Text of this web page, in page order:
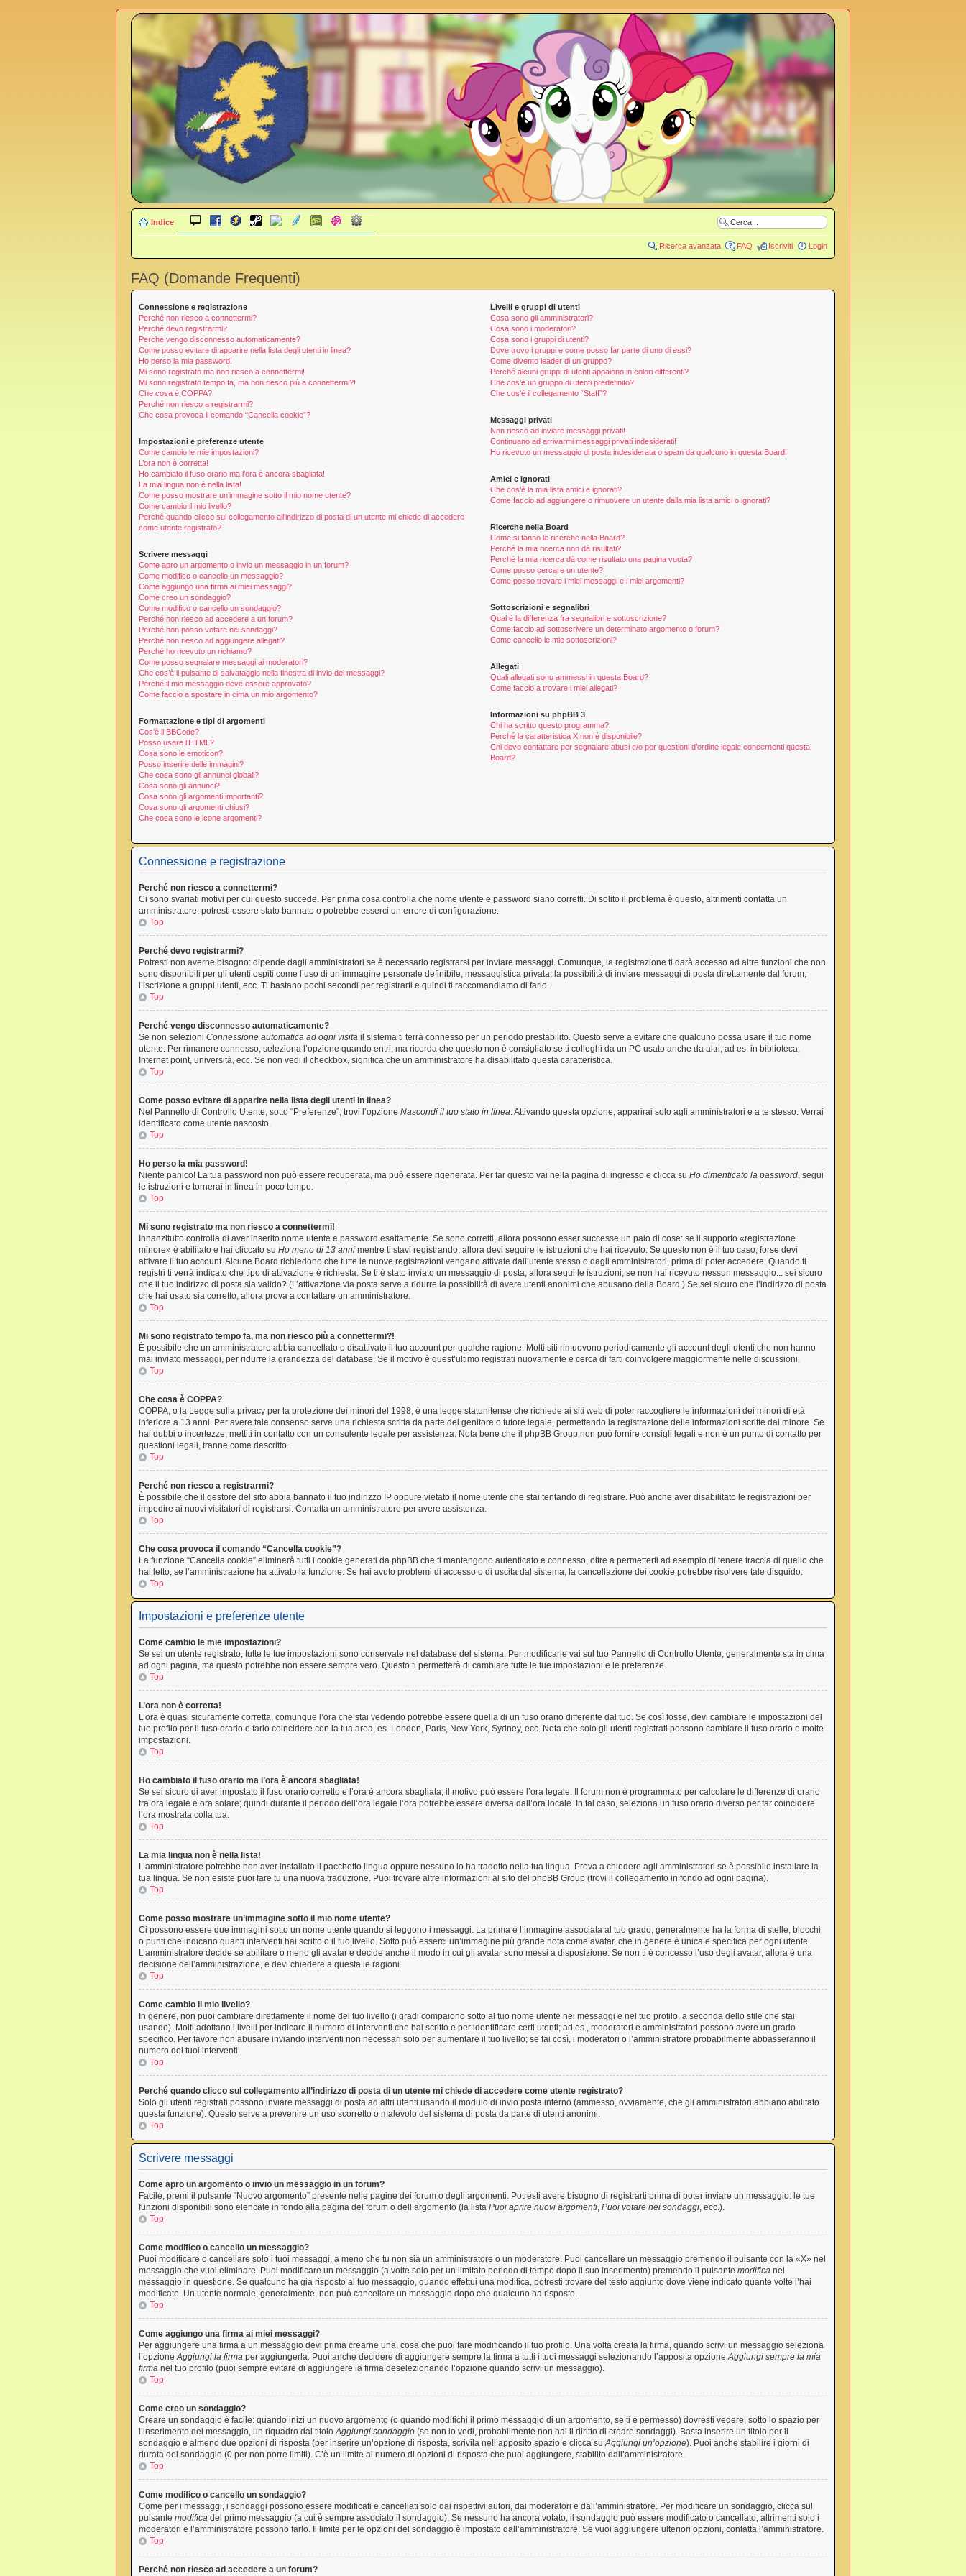
Indice
Ricerca avanzata FAQ Iscriviti Login
FAQ (Domande Frequenti)
Connessione e registrazione
Perché non riesco a connettermi?
Perché devo registrarmi?
Perché vengo disconnesso automaticamente?
Come posso evitare di apparire nella lista degli utenti in linea?
Ho perso la mia password!
Mi sono registrato ma non riesco a connettermi!
Mi sono registrato tempo fa, ma non riesco più a connettermi?!
Che cosa è COPPA?
Perché non riesco a registrarmi?
Che cosa provoca il comando “Cancella cookie”?
Impostazioni e preferenze utente
Come cambio le mie impostazioni?
L’ora non è corretta!
Ho cambiato il fuso orario ma l’ora è ancora sbagliata!
La mia lingua non è nella lista!
Come posso mostrare un’immagine sotto il mio nome utente?
Come cambio il mio livello?
Perché quando clicco sul collegamento all’indirizzo di posta di un utente mi chiede di accedere
come utente registrato?
Scrivere messaggi
Come apro un argomento o invio un messaggio in un forum?
Come modifico o cancello un messaggio?
Come aggiungo una firma ai miei messaggi?
Come creo un sondaggio?
Come modifico o cancello un sondaggio?
Perché non riesco ad accedere a un forum?
Perché non posso votare nei sondaggi?
Perché non riesco ad aggiungere allegati?
Perché ho ricevuto un richiamo?
Come posso segnalare messaggi ai moderatori?
Che cos’è il pulsante di salvataggio nella finestra di invio dei messaggi?
Perché il mio messaggio deve essere approvato?
Come faccio a spostare in cima un mio argomento?
Formattazione e tipi di argomenti
Cos’è il BBCode?
Posso usare l’HTML?
Cosa sono le emoticon?
Posso inserire delle immagini?
Che cosa sono gli annunci globali?
Cosa sono gli annunci?
Cosa sono gli argomenti importanti?
Cosa sono gli argomenti chiusi?
Che cosa sono le icone argomenti?
Livelli e gruppi di utenti
Cosa sono gli amministratori?
Cosa sono i moderatori?
Cosa sono i gruppi di utenti?
Dove trovo i gruppi e come posso far parte di uno di essi?
Come divento leader di un gruppo?
Perché alcuni gruppi di utenti appaiono in colori differenti?
Che cos’è un gruppo di utenti predefinito?
Che cos’è il collegamento “Staff”?
Messaggi privati
Non riesco ad inviare messaggi privati!
Continuano ad arrivarmi messaggi privati indesiderati!
Ho ricevuto un messaggio di posta indesiderata o spam da qualcuno in questa Board!
Amici e ignorati
Che cos’è la mia lista amici e ignorati?
Come faccio ad aggiungere o rimuovere un utente dalla mia lista amici o ignorati?
Ricerche nella Board
Come si fanno le ricerche nella Board?
Perché la mia ricerca non dà risultati?
Perché la mia ricerca dà come risultato una pagina vuota?
Come posso cercare un utente?
Come posso trovare i miei messaggi e i miei argomenti?
Sottoscrizioni e segnalibri
Qual è la differenza fra segnalibri e sottoscrizione?
Come faccio ad sottoscrivere un determinato argomento o forum?
Come cancello le mie sottoscrizioni?
Allegati
Quali allegati sono ammessi in questa Board?
Come faccio a trovare i miei allegati?
Informazioni su phpBB 3
Chi ha scritto questo programma?
Perché la caratteristica X non è disponibile?
Chi devo contattare per segnalare abusi e/o per questioni d’ordine legale concernenti questa
Board?
Connessione e registrazione
Perché non riesco a connettermi?
Ci sono svariati motivi per cui questo succede. Per prima cosa controlla che nome utente e password siano corretti. Di solito il problema è questo, altrimenti contatta un
amministratore: potresti essere stato bannato o potrebbe esserci un errore di configurazione.
Top
Perché devo registrarmi?
Potresti non averne bisogno: dipende dagli amministratori se è necessario registrarsi per inviare messaggi. Comunque, la registrazione ti darà accesso ad altre funzioni che non
sono disponibili per gli utenti ospiti come l’uso di un’immagine personale definibile, messaggistica privata, la possibilità di inviare messaggi di posta direttamente dal forum,
l’iscrizione a gruppi utenti, ecc. Ti bastano pochi secondi per registrarti e quindi ti raccomandiamo di farlo.
Top
Perché vengo disconnesso automaticamente?
Se non selezioni Connessione automatica ad ogni visita il sistema ti terrà connesso per un periodo prestabilito. Questo serve a evitare che qualcuno possa usare il tuo nome
utente. Per rimanere connesso, seleziona l’opzione quando entri, ma ricorda che questo non è consigliato se ti colleghi da un PC usato anche da altri, ad es. in biblioteca,
Internet point, università, ecc. Se non vedi il checkbox, significa che un amministratore ha disabilitato questa caratteristica.
Top
Come posso evitare di apparire nella lista degli utenti in linea?
Nel Pannello di Controllo Utente, sotto “Preferenze”, trovi l’opzione Nascondi il tuo stato in linea. Attivando questa opzione, apparirai solo agli amministratori e a te stesso. Verrai
identificato come utente nascosto.
Top
Ho perso la mia password!
Niente panico! La tua password non può essere recuperata, ma può essere rigenerata. Per far questo vai nella pagina di ingresso e clicca su Ho dimenticato la password, segui
le istruzioni e tornerai in linea in poco tempo.
Top
Mi sono registrato ma non riesco a connettermi!
Innanzitutto controlla di aver inserito nome utente e password esattamente. Se sono corretti, allora possono esser successe un paio di cose: se il supporto «registrazione
minore» è abilitato e hai cliccato su Ho meno di 13 anni mentre ti stavi registrando, allora devi seguire le istruzioni che hai ricevuto. Se questo non è il tuo caso, forse devi
attivare il tuo account. Alcune Board richiedono che tutte le nuove registrazioni vengano attivate dall’utente stesso o dagli amministratori, prima di poter accedere. Quando ti
registri ti verrà indicato che tipo di attivazione è richiesta. Se ti è stato inviato un messaggio di posta, allora segui le istruzioni; se non hai ricevuto nessun messaggio... sei sicuro
che il tuo indirizzo di posta sia valido? (L’attivazione via posta serve a ridurre la possibilità di avere utenti anonimi che abusano della Board.) Se sei sicuro che l’indirizzo di posta
che hai usato sia corretto, allora prova a contattare un amministratore.
Top
Mi sono registrato tempo fa, ma non riesco più a connettermi?!
È possibile che un amministratore abbia cancellato o disattivato il tuo account per qualche ragione. Molti siti rimuovono periodicamente gli account degli utenti che non hanno
mai inviato messaggi, per ridurre la grandezza del database. Se il motivo è quest’ultimo registrati nuovamente e cerca di farti coinvolgere maggiormente nelle discussioni.
Top
Che cosa è COPPA?
COPPA, o la Legge sulla privacy per la protezione dei minori del 1998, è una legge statunitense che richiede ai siti web di poter raccogliere le informazioni dei minori di età
inferiore a 13 anni. Per avere tale consenso serve una richiesta scritta da parte del genitore o tutore legale, permettendo la registrazione delle informazioni scritte dal minore. Se
hai dubbi o incertezze, mettiti in contatto con un consulente legale per assistenza. Nota bene che il phpBB Group non può fornire consigli legali e non è un punto di contatto per
questioni legali, tranne come descritto.
Top
Perché non riesco a registrarmi?
È possibile che il gestore del sito abbia bannato il tuo indirizzo IP oppure vietato il nome utente che stai tentando di registrare. Può anche aver disabilitato le registrazioni per
impedire ai nuovi visitatori di registrarsi. Contatta un amministratore per avere assistenza.
Top
Che cosa provoca il comando “Cancella cookie”?
La funzione “Cancella cookie” eliminerà tutti i cookie generati da phpBB che ti mantengono autenticato e connesso, oltre a permetterti ad esempio di tenere traccia di quello che
hai letto, se l’amministrazione ha attivato la funzione. Se hai avuto problemi di accesso o di uscita dal sistema, la cancellazione dei cookie potrebbe risolvere tale disguido.
Top
Impostazioni e preferenze utente
Come cambio le mie impostazioni?
Se sei un utente registrato, tutte le tue impostazioni sono conservate nel database del sistema. Per modificarle vai sul tuo Pannello di Controllo Utente; generalmente sta in cima
ad ogni pagina, ma questo potrebbe non essere sempre vero. Questo ti permetterà di cambiare tutte le tue impostazioni e le preferenze.
Top
L’ora non è corretta!
L’ora è quasi sicuramente corretta, comunque l’ora che stai vedendo potrebbe essere quella di un fuso orario differente dal tuo. Se così fosse, devi cambiare le impostazioni del
tuo profilo per il fuso orario e farlo coincidere con la tua area, es. London, Paris, New York, Sydney, ecc. Nota che solo gli utenti registrati possono cambiare il fuso orario e molte
impostazioni.
Top
Ho cambiato il fuso orario ma l’ora è ancora sbagliata!
Se sei sicuro di aver impostato il fuso orario corretto e l’ora è ancora sbagliata, il motivo può essere l’ora legale. Il forum non è programmato per calcolare le differenze di orario
tra ora legale e ora solare; quindi durante il periodo dell’ora legale l’ora potrebbe essere diversa dall’ora locale. In tal caso, seleziona un fuso orario diverso per far coincidere
l’ora mostrata colla tua.
Top
La mia lingua non è nella lista!
L’amministratore potrebbe non aver installato il pacchetto lingua oppure nessuno lo ha tradotto nella tua lingua. Prova a chiedere agli amministratori se è possibile installare la
tua lingua. Se non esiste puoi fare tu una nuova traduzione. Puoi trovare altre informazioni al sito del phpBB Group (trovi il collegamento in fondo ad ogni pagina).
Top
Come posso mostrare un’immagine sotto il mio nome utente?
Ci possono essere due immagini sotto un nome utente quando si leggono i messaggi. La prima è l’immagine associata al tuo grado, generalmente ha la forma di stelle, blocchi
o punti che indicano quanti interventi hai scritto o il tuo livello. Sotto può esserci un’immagine più grande nota come avatar, che in genere è unica e specifica per ogni utente.
L’amministratore decide se abilitare o meno gli avatar e decide anche il modo in cui gli avatar sono messi a disposizione. Se non ti è concesso l’uso degli avatar, allora è una
decisione dell’amministrazione, e devi chiedere a questa le ragioni.
Top
Come cambio il mio livello?
In genere, non puoi cambiare direttamente il nome del tuo livello (i gradi compaiono sotto al tuo nome utente nei messaggi e nel tuo profilo, a seconda dello stile che stai
usando). Molti adottano i livelli per indicare il numero di interventi che hai scritto e per identificare certi utenti; ad es., moderatori e amministratori possono avere un grado
specifico. Per favore non abusare inviando interventi non necessari solo per aumentare il tuo livello; se fai così, i moderatori o l’amministratore probabilmente abbasseranno il
numero dei tuoi interventi.
Top
Perché quando clicco sul collegamento all’indirizzo di posta di un utente mi chiede di accedere come utente registrato?
Solo gli utenti registrati possono inviare messaggi di posta ad altri utenti usando il modulo di invio posta interno (ammesso, ovviamente, che gli amministratori abbiano abilitato
questa funzione). Questo serve a prevenire un uso scorretto o malevolo del sistema di posta da parte di utenti anonimi.
Top
Scrivere messaggi
Come apro un argomento o invio un messaggio in un forum?
Facile, premi il pulsante “Nuovo argomento” presente nelle pagine dei forum o degli argomenti. Potresti avere bisogno di registrarti prima di poter inviare un messaggio: le tue
funzioni disponibili sono elencate in fondo alla pagina del forum o dell’argomento (la lista Puoi aprire nuovi argomenti, Puoi votare nei sondaggi, ecc.).
Top
Come modifico o cancello un messaggio?
Puoi modificare o cancellare solo i tuoi messaggi, a meno che tu non sia un amministratore o un moderatore. Puoi cancellare un messaggio premendo il pulsante con la «X» nel
messaggio che vuoi eliminare. Puoi modificare un messaggio (a volte solo per un limitato periodo di tempo dopo il suo inserimento) premendo il pulsante modifica nel
messaggio in questione. Se qualcuno ha già risposto al tuo messaggio, quando effettui una modifica, potresti trovare del testo aggiunto dove viene indicato quante volte l’hai
modificato. Un utente normale, generalmente, non può cancellare un messaggio dopo che qualcuno ha risposto.
Top
Come aggiungo una firma ai miei messaggi?
Per aggiungere una firma a un messaggio devi prima crearne una, cosa che puoi fare modificando il tuo profilo. Una volta creata la firma, quando scrivi un messaggio seleziona
l’opzioneAggiungi la firma per aggiungerla. Puoi anche decidere di aggiungere sempre la firma a tutti i tuoi messaggi selezionando l’apposita opzioneAggiungi sempre la mia
firma nel tuo profilo (puoi sempre evitare di aggiungere la firma deselezionando l’opzione quando scrivi un messaggio).
Top
Come creo un sondaggio?
Creare un sondaggio è facile: quando inizi un nuovo argomento (o quando modifichi il primo messaggio di un argomento, se ti è permesso) dovresti vedere, sotto lo spazio per
l’inserimento del messaggio, un riquadro dal titoloAggiungi sondaggio (se non lo vedi, probabilmente non hai il diritto di creare sondaggi). Basta inserire un titolo per il
sondaggio e almeno due opzioni di risposta (per inserire un’opzione di risposta, scrivila nell’apposito spazio e clicca suAggiungi un’opzione). Puoi anche stabilire i giorni di
durata del sondaggio (0 per non porre limiti). C’è un limite al numero di opzioni di risposta che puoi aggiungere, stabilito dall’amministratore.
Top
Come modifico o cancello un sondaggio?
Come per i messaggi, i sondaggi possono essere modificati e cancellati solo dai rispettivi autori, dai moderatori e dall’amministratore. Per modificare un sondaggio, clicca sul
pulsante modifica del primo messaggio (a cui è sempre associato il sondaggio). Se nessuno ha ancora votato, il sondaggio può essere modificato o cancellato, altrimenti solo i
moderatori e l’amministratore possono farlo. Il limite per le opzioni del sondaggio è impostato dall’amministratore. Se vuoi aggiungere ulteriori opzioni, contatta l’amministratore.
Top
Perché non riesco ad accedere a un forum?